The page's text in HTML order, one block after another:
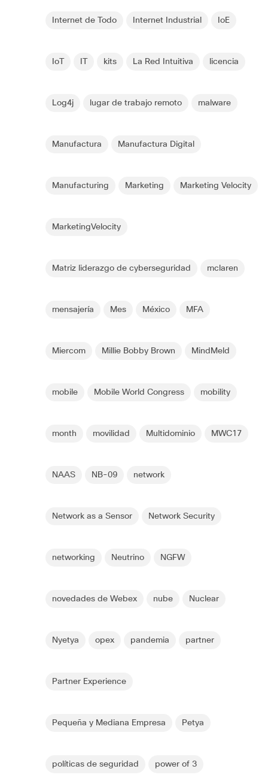
Internet de Todo Internet Industrial IoE
IoT kits La Red Intuitiva licencia
Log4j lugar de trabajo remoto malware
Manufactura Manufactura Digital
Manufacturing Marketing Marketing Velocity
MarketingVelocity
Matriz liderazgo de cyberseguridad mclaren
mensajería Mes México MFA
Miercom Millie Bobby Brown MindMeld
mobile Mobile World Congress mobility
month movilidad Multidominio MWC17
NAAS NB-09 network
Network as a Sensor Network Security
networking Neutrino NGFW
novedades de Webex nube Nuclear
Nyetya opex pandemia partner
Partner Experience
Pequeña y Mediana Empresa Petya
políticas de seguridad power of 3